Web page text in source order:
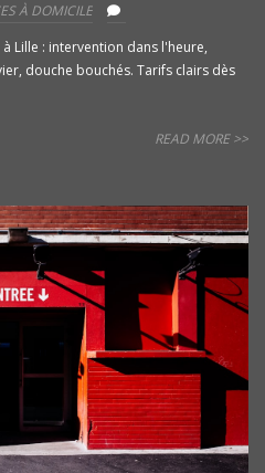
À DOMICILE
Lille : intervention dans l'heure,
douche bouchés. Tarifs clairs dès
READ MORE >>